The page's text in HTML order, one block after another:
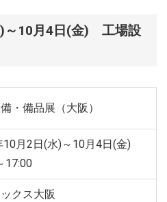
～10月4日(金) 工場設
・備品展（大阪）
10月2日(水)～10月4日(金)
17:00
クス大阪